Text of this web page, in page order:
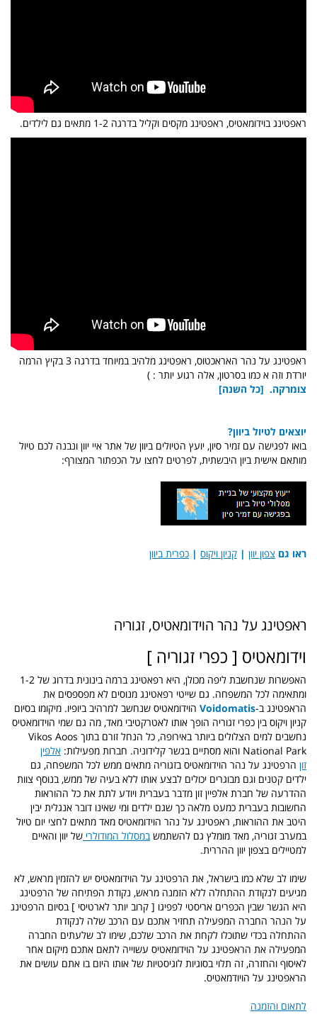
ראפטינג בוידומאטיס, ראפטינג מקסים וקליל בדרגה 1-2 מתאים גם לילדים.
ראפטינג על נהר האראכטוס, ראפטינג מלהיב במיוחד בדרגה 3 בקיץ הרמה
יורדת וזה א כמו בסרטון, אלה רגוע יותר : )
צומרקה. [כל השנה]
יוצאים לטיול ביוון?
בואו לפגישה עם זמיר סיון, יועץ הטיולים ביוון של אתר איי יוון ונבנה לכם טיול
מותאם אישית ביון היבשתית, לפרטים לחצו על הכפתור המצורף:
ראו גם צפון יוון | קניון ויקוס | כפרית ביוון
ראפטינג על נהר הוידומאטיס, זגוריה
וידומאטיס [ כפרי זגוריה ]
האפשרות שנחשבת ליפה מכולן, היא רפאטינג ברמה בינונית בדרוג של 1-2
ומתאימה לכל המשפחה. גם שייטי רפאטינג מנוסים לא מפספסים את
הראפטינג ב-Voidomatis הוידומאטיס שנחשב למרהיב ביופיו. מיקומו בסיום
קניון ויקוס בין כפרי זגוריה הופך אותו לאטרקטיבי מאד, מה גם שמי הוידומאטיס
נחשבים למים הצלולים ביותר באירופה, כל הנחל זורם בתוך Vikos Aoos
National Park והוא מסתיים בגשר קלידוניה. חברות מפעילות:
אלפין
זון הרפטינג על נהר הוידומאטיס בזגוריה מתאים ממש לכל המשפחה, גם
ילדים קטנים וגם מבוגרים יכולים לבצע אותו ללא בעיה של ממש, בנוסף צוות
ההדרעה של חברת אלפיין זון מדבר בעברית ויודע לתת את כל ההוראות
החשובות בעברית כמעט מלאה כך שגם ילדים ומי שאינו דובר אנגלית יבין
היטב את ההוראות, ראפטינג על נהר הוידומאטיס מאד מתאים לחצי יום טיול
במערב זגוריה, מאד מומלץ גם להשתמש במסלול המודולרי של יוון והאיים
למטיילים בצפון יוון ההררית.
שימו לב שלא כמו בישראל, את הרפטינג על הוידומאטיס יש להזמין מראש, לא
מגיעים לנקודת ההתחלה ללא הזמנה מראש, נקודת הפתיחה של הרפטינג
היא הגשר שבין הכפרים אריסטי לפפיגו [ קרוב יותר לארטיסי ] בסיום הרפטינג
על הנהר החברה המפעילה תחזיר אתכם עם הרכב שלה לנקודת
ההתחלה בכדי שתוכלו לקחת את הרכב שלכם, שימו לב שלעתים החברה
המפעילה את הראפטינג על הוידומאטיס עשוייה לתאם אתכם מיקום אחר
לאיסוף והחזרה, זה תלוי בסוגיות לוגיסטיות של אותו היום בו אתם עושים את
הראפטינג על הויודמאטיס.
לתאום והזמנה